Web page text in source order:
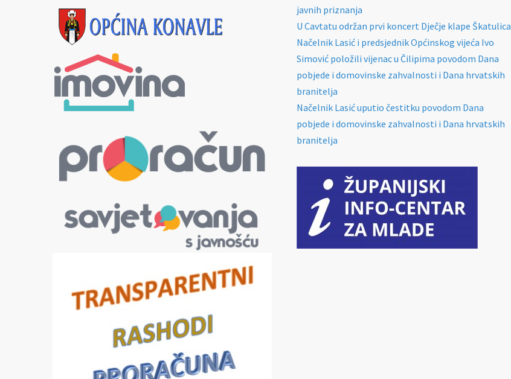
javnih priznanja
U Cavtatu održan prvi koncert Dječje klape Škatulica
Načelnik Lasić i predsjednik Općinskog vijeća Ivo
Simović položili vijenac u Čilipima povodom Dana
pobjede i domovinske zahvalnosti i Dana hrvatskih
branitelja
Načelnik Lasić uputio čestitku povodom Dana
pobjede i domovinske zahvalnosti i Dana hrvatskih
branitelja